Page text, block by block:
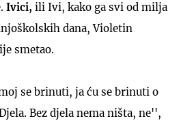
Ivici, ili Ivi, kako ga svi od milja
dana, Violetin
smetao.
se brinuti, ja ću se brinuti o
Bez djela nema ništa, ne'',